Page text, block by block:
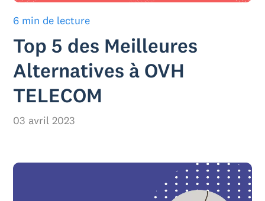
6 min de lecture
Top 5 des Meilleures
Alternatives à OVH
TELECOM
03 avril 2023